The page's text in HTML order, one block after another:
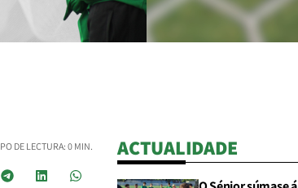
DE LECTURA: 0 MIN. ACTUALIDADE